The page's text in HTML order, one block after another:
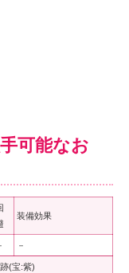
可能なお
装備効果
－
(宝:紫)